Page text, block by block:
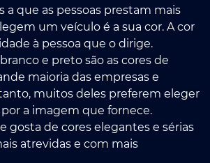
a que as pessoas prestam mais
um veículo é a sua cor. A cor
à pessoa que o dirige.
e preto são as cores de
maioria das empresas e
muitos deles preferem eleger
a imagem que fornece.
gosta de cores elegantes e sérias
atrevidas e com mais